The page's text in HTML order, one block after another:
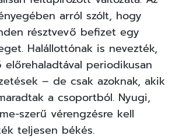
arról szólt, hogy
résztvevő befizet egy
Halállottónak is nevezték,
periodikusan
– de csak azoknak, akik
a csoportból. Nyugi,
szerű vérengzésre kell
teljesen békés.